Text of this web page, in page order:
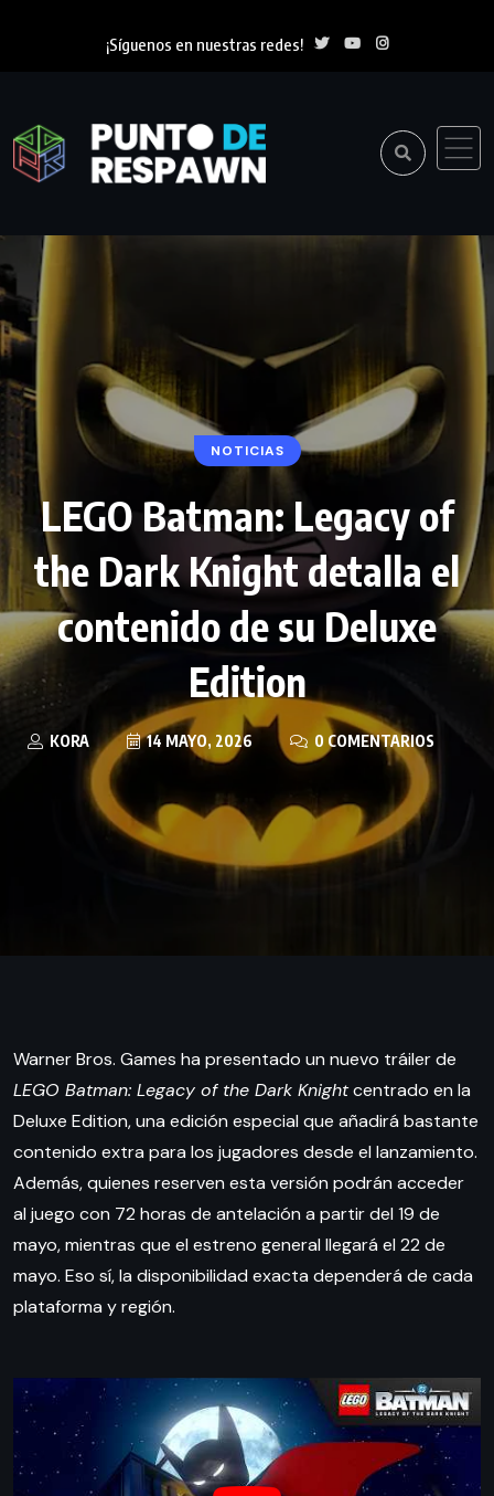
¡Síguenos en nuestras redes!
NOTICIAS
LEGO Batman: Legacy of
the Dark Knight detalla el
contenido de su Deluxe
Edition
KORA 14 MAYO, 2026 0 COMENTARIOS
Warner Bros. Games ha presentado un nuevo tráiler de
LEGO Batman: Legacy of the Dark Knightcentrado en la
Deluxe Edition, una edición especial que añadirá bastante
contenido extra para los jugadores desde el lanzamiento.
Además, quienes reserven esta versión podrán acceder
al juego con 72 horas de antelación a partir del 19 de
mayo, mientras que el estreno general llegará el 22 de
mayo. Eso sí, la disponibilidad exacta dependerá de cada
plataforma y región.